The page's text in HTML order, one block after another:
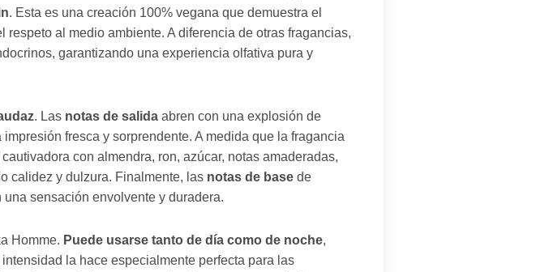
. Esta es una creación 100% vegana que demuestra el
al medio ambiente. A diferencia de otras fragancias,
garantizando una experiencia olfativa pura y
. Las notas de salida abren con una explosión de
fresca y sorprendente. A medida que la fragancia
con almendra, ron, azúcar, notas amaderadas,
calidez y dulzura. Finalmente, las notas de base de
sensación envolvente y duradera.
Homme. Puede usarse tanto de día como de noche,
la hace especialmente perfecta para las